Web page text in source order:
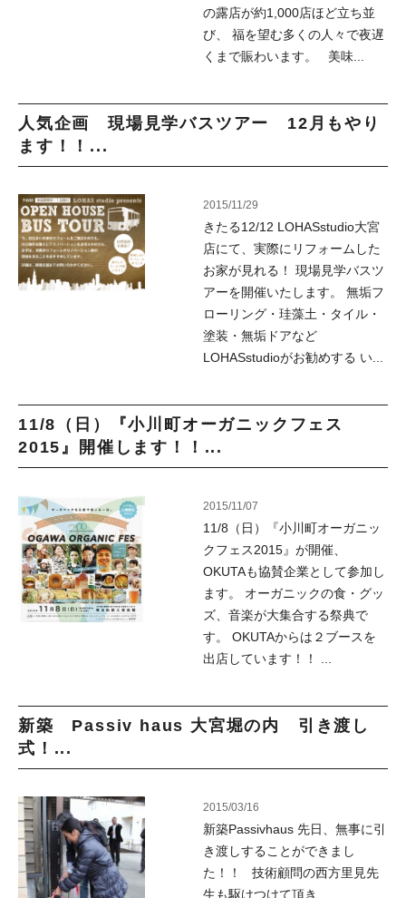
の露店が約1,000店ほど立ち並
び、 福を望む多くの人々で夜遅
くまで賑わいます。 美味...
人気企画 現場見学バスツアー 12月もやり
ます！！...
2015/11/29
きたる12/12 LOHASstudio大宮
店にて、実際にリフォームした
お家が見れる！ 現場見学バスツ
アーを開催いたします。 無垢フ
ローリング・珪藻土・タイル・
塗装・無垢ドアなど
LOHASstudioがお勧めする い...
11/8（日）『小川町オーガニックフェス
2015』開催します！！...
2015/11/07
11/8（日）『小川町オーガニッ
クフェス2015』が開催、
OKUTAも協賛企業として参加し
ます。 オーガニックの食・グッ
ズ、音楽が大集合する祭典で
す。 OKUTAからは２ブースを
出店しています！！ ...
新築 Passiv haus 大宮堀の内 引き渡し
式！...
2015/03/16
新築Passivhaus 先日、無事に引
き渡しすることができまし
た！！ 技術顧問の西方里見先
生も駆けつけて頂き、